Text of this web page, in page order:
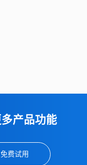
产品功能
免费试用